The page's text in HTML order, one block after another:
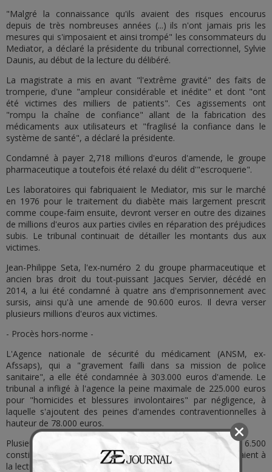
"Malgré la connaissance qu'ils avaient des risques encourus
depuis de très nombreuses années (...) ils n'ont jamais pris les
mesures qui s'imposaient et ainsi trompé" les consommateurs du
Mediator, a déclaré la présidente du tribunal correctionnel, Sylvie
Daunis, au début de la lecture du délibéré.
La magistrate a mis en avant "l'extrême gravité" des faits de
tromperie, d'une "ampleur considérable et inédite" et dont "ont
été victimes des milliers de patients". Ces agissements ont
"rompu la chaîne de confiance" allant de la fabrication des
médicaments aux utilisateurs et "fragilisé la confiance dans le
système de santé", a déclaré la présidente.
Condamné à payer 2,718 millions d'euros d'amende, le groupe
pharmaceutique a toutefois été relaxé du délit d'"escroquerie".
Les laboratoires qui fabriquaient le Mediator, mis sur le marché
en 1976 pour le traitement du diabète mais largement prescrit
comme coupe-faim ensuite, devront verser en outre des dizaines
de millions d'euros aux parties civiles en réparation des préjudices
subis. Le tribunal continuait de détailler les montants dus aux
victimes.
Jean-Philippe Seta, l'ex-numéro 2 du groupe pharmaceutique et
ancien bras droit du tout-puissant Jacques Servier, décédé en
2014, a lui été condamné à quatre ans d'emprisonnement avec
sursis, ainsi qu'à une amende de 90.600 euros. Il devra verser
plusieurs millions d'euros aux victimes.
- Procès hors-norme -
L'Agence nationale de sécurité du médicament (ANSM, ex-
Afssaps), qui a "gravement failli dans sa mission de police
sanitaire", a elle été condamnée à 303.000 euros d'amende. Le
tribunal a infligé à l'agence la peine maximale de 225.000 euros
pour "homicides et blessures involontaires" par négligence, à
laquelle s'ajoutent des peines d'amendes contraventionnelles à
hauteur de 78.000 euros.
Plusieurs dizaines de parties civiles - sur les plus de 6.500
constituées à l'occasion de ce procès "hors norme" - assistaient à
la lecture du jugement, qu'elles ont souhaité "exemplaire".